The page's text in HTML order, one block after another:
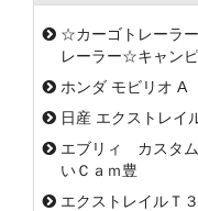
☆カーゴトレーラ
レーラー☆キャン
ホンダ モビリオ
日産 エクストレイ
エブリィ カスタ
いＣａｍ豊
エクストレイル